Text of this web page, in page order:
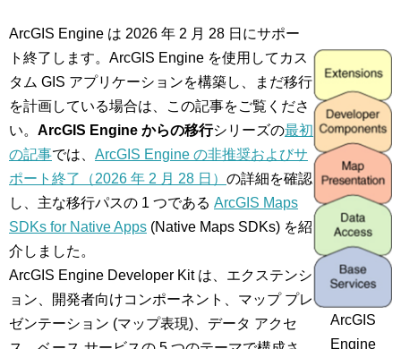
ArcGIS Engine は 2026 年 2 月 28 日にサポー
ト終了します。ArcGIS Engine を使用してカス
タム GIS アプリケーションを構築し、まだ移行
を計画している場合は、この記事をご覧くださ
い。 ArcGIS Engine からの移行シリーズの最初
の記事では、 ArcGIS Engine の非推奨およびサ
ポート終了（2026 年 2 月 28 日） の詳細を確認
し、主な移行パスの 1 つである ArcGIS Maps
SDKs for Native Apps (Native Maps SDKs) を紹
介しました。
ArcGIS Engine Developer Kit は、エクステンシ
ョン、開発者向けコンポーネント、マップ プレ
ゼンテーション (マップ表現)、データ アクセ
ArcGIS
Engine